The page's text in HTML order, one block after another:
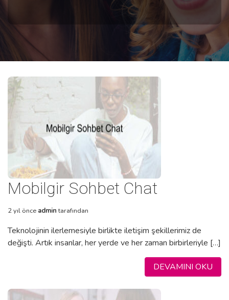
Mobilgir Sohbet Chat
2 yıl önce admintarafından
Teknolojinin ilerlemesiyle birlikte iletişim şekillerimiz de
değişti. Artık insanlar, her yerde ve her zaman birbirleriyle […]
DEVAMINI OKU